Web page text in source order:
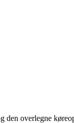
den overlegne